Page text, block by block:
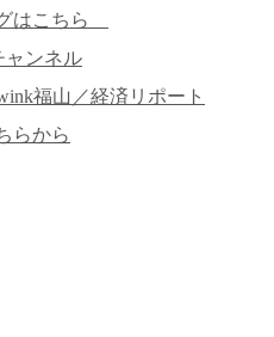
はこちら
ャンネル
福山／経済リポート
らから